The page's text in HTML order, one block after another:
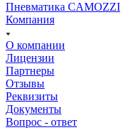
Пневматика CAMOZZI
Компания
О компании
Лицензии
Партнеры
Отзывы
Реквизиты
Документы
Вопрос - ответ